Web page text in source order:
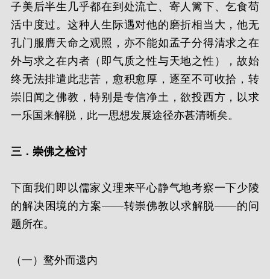
子美后半生几乎都在到处流亡、寄人篱下、乞食苟
活中度过。这种人生际遇对他的磨折相当大，他无
孔门服膺天命之观照，亦不能如孟子分得清求之在
外与求之在内者（即气质之性与天地之性），故始
终无法排遣此悲苦，愈积愈厚，逐至不可收拾，转
崇旧闻之佛教，特别是专信净土，欲投西方，以求
一乐国来解脱，此一思想发展途径亦甚清晰矣。
三．崇佛之检讨
下面我们即以儒家义理来平心静气地考察一下少陵
的解决困境的方案——转崇佛教以求解脱——的问
题所在。
（一）鹜外而遗内